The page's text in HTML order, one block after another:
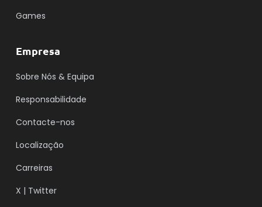
Games
Empresa
Sobre Nós & Equipa
Responsabilidade
Contacte-nos
Localização
Carreiras
X | Twitter